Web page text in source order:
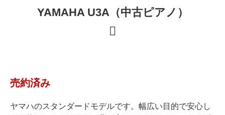
グランドピアノ
ベヒシュタイングランドピアノ
ベヒシュタインアップライトピアノ
YAMAHA U3A（中古ピアノ）
売約済み
ヤマハのスタンダードモデルです。幅広い目的で安心し